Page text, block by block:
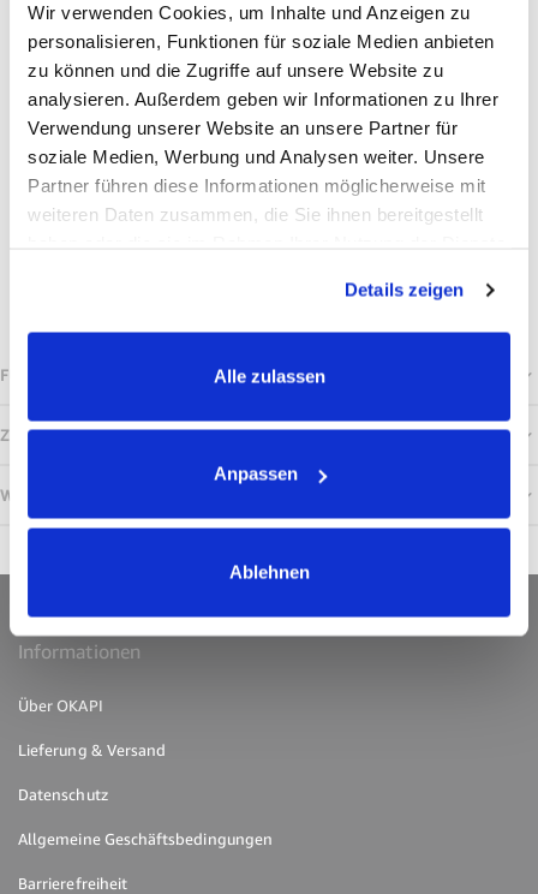
Wir verwenden Cookies, um Inhalte und Anzeigen zu
personalisieren, Funktionen für soziale Medien anbieten
zu können und die Zugriffe auf unsere Website zu
analysieren. Außerdem geben wir Informationen zu Ihrer
Verwendung unserer Website an unsere Partner für
soziale Medien, Werbung und Analysen weiter. Unsere
Partner führen diese Informationen möglicherweise mit
weiteren Daten zusammen, die Sie ihnen bereitgestellt
Details zeigen
Alle zulassen
Anpassen
Ablehnen
Analytische Bestandteile und Gehalte
Rohfaser: 21.3%
Rohprotein: 11.9%
Rohfett: 4.2%
Rohasche: 7.9%
Calcium: 0.72%
FÜTTERUNGSEMPFEHLUNG
ZUSAMMENSETZUNG
WEITERE INFORMATIONEN
Informationen
Über OKAPI
Lieferung & Versand
Datenschutz
Allgemeine Geschäftsbedingungen
Barrierefreiheit